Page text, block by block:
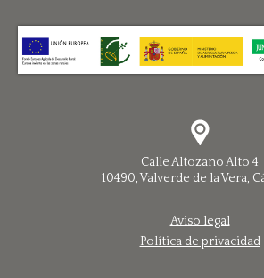
Calle Altozano Alto 4
10490, Valverde de la Vera,
Aviso legal
Política de privacidad